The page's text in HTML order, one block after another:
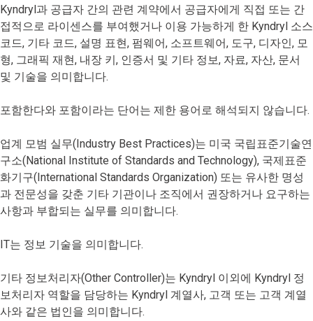
Kyndryl과 공급자 간의 관련 계약에서 공급자에게 직접 또는 간
접적으로 라이센스를 부여했거나 이용 가능하게 한 Kyndryl 소스
코드, 기타 코드, 설명 표현, 펌웨어, 소프트웨어, 도구, 디자인, 모
형, 그래픽 재현, 내장 키, 인증서 및 기타 정보, 자료, 자산, 문서
및 기술을 의미합니다.
포함한다와 포함이라는 단어는 제한 용어로 해석되지 않습니다.
업계 모범 실무(Industry Best Practices)는 미국 국립표준기술연
구소(National Institute of Standards and Technology), 국제표준
화기구(International Standards Organization) 또는 유사한 명성
과 전문성을 갖춘 기타 기관이나 조직에서 권장하거나 요구하는
사항과 부합되는 실무를 의미합니다.
IT는 정보 기술을 의미합니다.
기타 정보처리자(Other Controller)는 Kyndryl 이외에 Kyndryl 정
보처리자 역할을 담당하는 Kyndryl 계열사, 고객 또는 고객 계열
사와 같은 법인을 의미합니다.